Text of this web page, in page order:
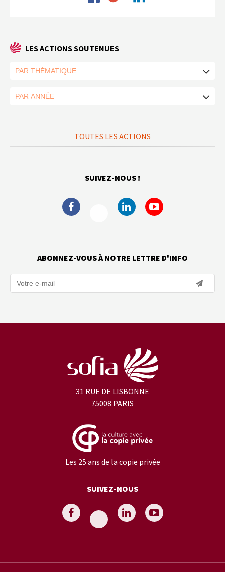
LES ACTIONS SOUTENUES
TOUTES LES ACTIONS
SUIVEZ-NOUS !
ABONNEZ-VOUS À NOTRE LETTRE D'INFO
31 RUE DE LISBONNE
75008 PARIS
Les 25 ans de la copie privée
SUIVEZ-NOUS